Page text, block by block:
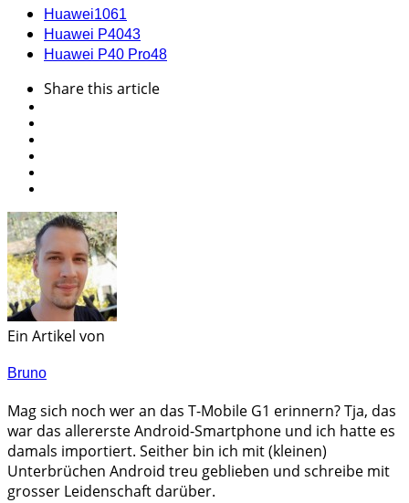
Huawei1061
Huawei P4043
Huawei P40 Pro48
Sharethis article
Ein Artikel von
Bruno
Mag sich noch wer an das T-Mobile G1 erinnern? Tja, das
war das allererste Android-Smartphone und ich hatte es
damals importiert. Seither bin ich mit (kleinen)
Unterbrüchen Android treu geblieben und schreibe mit
grosser Leidenschaft darüber.